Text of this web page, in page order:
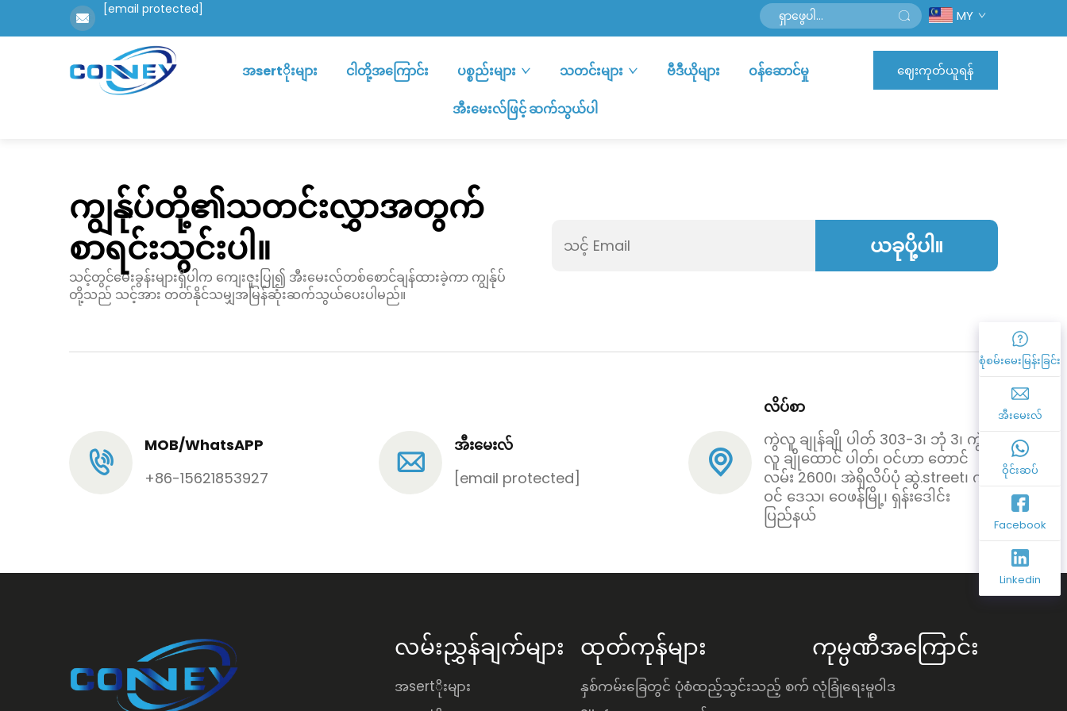
[email protected] MY
အsertိုးများ ငါတို့အကြောင်း ပစ္စည်းများ သတင်းများ ဗီဒီယိုများ ဝန်ဆောင်မှု
အီးမေးလ်ဖြင့် ဆက်သွယ်ပါ
ဈေးကုတ်ယူရန်
စုံစမ်းမေးမြန်းခြင်း
အီးမေးလ်
ဝိုင်းဆပ်
Facebook
Linkedin
ကျွန်ုပ်တို့၏သတင်းလွှာအတွက်
စာရင်းသွင်းပါ။
သင့်တွင်မေးခွန်းများရှိပါက ကျေးဇူးပြု၍ အီးမေးလ်တစ်စောင်ချန်ထားခဲ့ကာ ကျွန်ုပ်
တို့သည် သင့်အား တတ်နိုင်သမျှအမြန်ဆုံးဆက်သွယ်ပေးပါမည်။
ယခုပို့ပါ။
MOB/WhatsAPP
+86-15621853927
အီးမေးလ်
[email protected]
လိပ်စာ
ကွဲလူ ချုန်ချို ပါတ် 303-3၊ ဘုံ 3၊ ကွဲ
လူ ချိုထောင် ပါတ်၊ ဝင်ဟာ တောင်
လမ်း 2600၊ အဲရှိလိပ်ပုံ ဆွဲ.street၊ ကွဲ
ဝင် ဒေသ၊ ဝေဖန်မြို့၊ ရှန်းဒေါင်း
ပြည်နယ်
လမ်းညွှန်ချက်များ
အsertိုးများ
ထုတ်ကုန်များ
နှစ်ကမ်းခြေတွင် ပုံစံထည့်သွင်းသည့် စက်
ကုမ္ပဏီအကြောင်း
လုံခြုံရေးမူဝါဒ